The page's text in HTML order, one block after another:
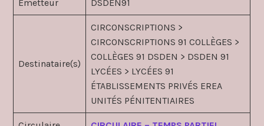
Émetteur DSDEN91
Destinataire(s)
CIRCONSCRIPTIONS >
CIRCONSCRIPTIONS 91 COLLÈGES >
COLLÈGES 91 DSDEN > DSDEN 91
LYCÉES > LYCÉES 91
ÉTABLISSEMENTS PRIVÉS EREA
UNITÉS PÉNITENTIAIRES